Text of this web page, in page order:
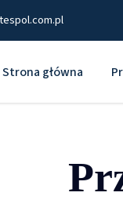
Strona główna